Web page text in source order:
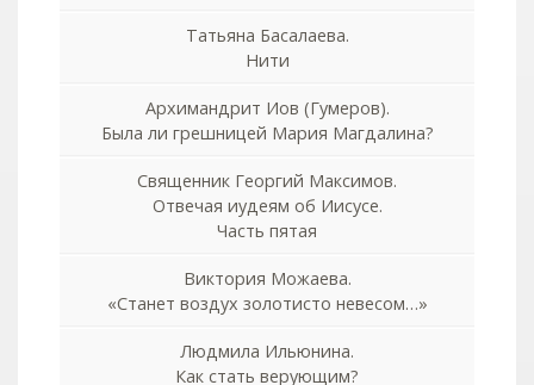
Татьяна Басалаева.
Нити
Архимандрит Иов (Гумеров).
Была ли грешницей Мария Магдалина?
Священник Георгий Максимов.
Отвечая иудеям об Иисусе.
Часть пятая
Виктория Можаева.
«Станет воздух золотисто невесом…»
Людмила Ильюнина.
Как стать верующим?